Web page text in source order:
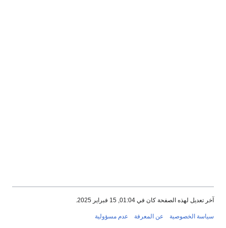
آخر تعديل لهذه الصفحة كان في 01:04, 15 فبراير 2025.
سياسة الخصوصية عن المعرفة عدم مسؤولية